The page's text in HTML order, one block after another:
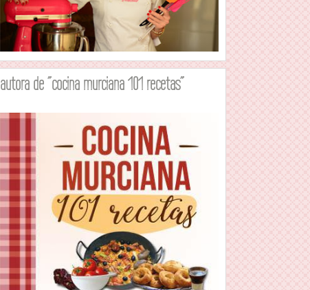
autora de "cocina murciana 101 recetas"